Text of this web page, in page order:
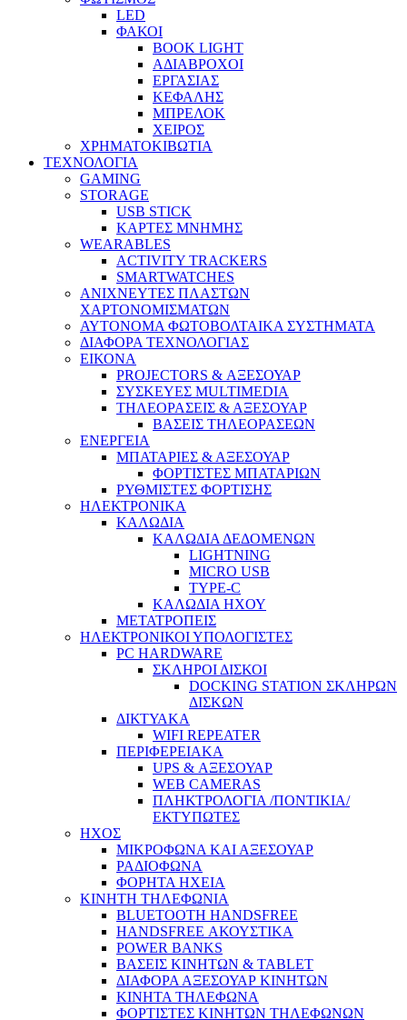
LED
ΦΑΚΟΙ
BOOK LIGHT
ΑΔΙΑΒΡΟΧΟΙ
ΕΡΓΑΣΙΑΣ
ΚΕΦΑΛΗΣ
ΜΠΡΕΛΟΚ
ΧΕΙΡΟΣ
ΧΡΗΜΑΤΟΚΙΒΩΤΙΑ
ΤΕΧΝΟΛΟΓΙΑ
GAMING
STORAGE
USB STICK
ΚΑΡΤΕΣ ΜΝΗΜΗΣ
WEARABLES
ACTIVITY TRACKERS
SMARTWATCHES
ΑΝΙΧΝΕΥΤΕΣ ΠΛΑΣΤΩΝ
ΧΑΡΤΟΝΟΜΙΣΜΑΤΩΝ
ΑΥΤΟΝΟΜΑ ΦΩΤΟΒΟΛΤΑΙΚΑ ΣΥΣΤΗΜΑΤΑ
ΔΙΑΦΟΡΑ ΤΕΧΝΟΛΟΓΙΑΣ
ΕΙΚΟΝΑ
PROJECTORS & ΑΞΕΣΟΥΑΡ
ΣΥΣΚΕΥΕΣ MULTIMEDIA
ΤΗΛΕΟΡΑΣΕΙΣ & ΑΞΕΣΟΥΑΡ
ΒΑΣΕΙΣ ΤΗΛΕΟΡΑΣΕΩΝ
ΕΝΕΡΓΕΙΑ
ΜΠΑΤΑΡΙΕΣ & ΑΞΕΣΟΥΑΡ
ΦΟΡΤΙΣΤΕΣ ΜΠΑΤΑΡΙΩΝ
ΡΥΘΜΙΣΤΕΣ ΦΟΡΤΙΣΗΣ
ΗΛΕΚΤΡΟΝΙΚΑ
ΚΑΛΩΔΙΑ
ΚΑΛΩΔΙΑ ΔΕΔΟΜΕΝΩΝ
LIGHTNING
MICRO USB
TYPE-C
ΚΑΛΩΔΙΑ ΗΧΟΥ
ΜΕΤΑΤΡΟΠΕΙΣ
ΗΛΕΚΤΡΟΝΙΚΟΙ ΥΠΟΛΟΓΙΣΤΕΣ
PC HARDWARE
ΣΚΛΗΡΟΙ ΔΙΣΚΟΙ
DOCKING STATION ΣΚΛΗΡΩΝ
ΔΙΣΚΩΝ
ΔΙΚΤΥΑΚΑ
WIFI REPEATER
ΠΕΡΙΦΕΡΕΙΑΚΑ
UPS & ΑΞΕΣΟΥΑΡ
WEB CAMERAS
ΠΛΗΚΤΡΟΛΟΓΙΑ /ΠΟΝΤΙΚΙΑ/
ΕΚΤΥΠΩΤΕΣ
ΗΧΟΣ
ΜΙΚΡΟΦΩΝΑ ΚΑΙ ΑΞΕΣΟΥΑΡ
ΡΑΔΙΟΦΩΝΑ
ΦΟΡΗΤΑ ΗΧΕΙΑ
ΚΙΝΗΤΗ ΤΗΛΕΦΩΝΙΑ
BLUETOOTH HANDSFREE
HANDSFREE ΑΚΟΥΣΤΙΚΑ
POWER BANKS
ΒΑΣΕΙΣ ΚΙΝΗΤΩΝ & TABLET
ΔΙΑΦΟΡΑ ΑΞΕΣΟΥΑΡ ΚΙΝΗΤΩΝ
ΚΙΝΗΤΑ ΤΗΛΕΦΩΝΑ
ΦΟΡΤΙΣΤΕΣ ΚΙΝΗΤΩΝ ΤΗΛΕΦΩΝΩΝ